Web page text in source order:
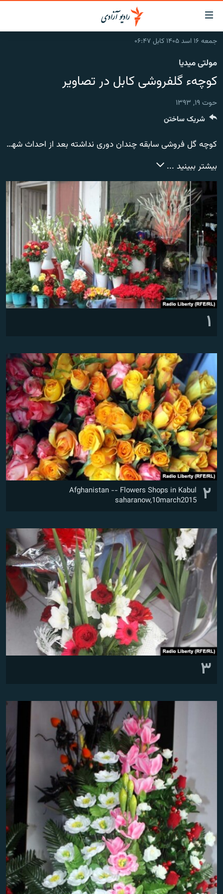
لینک‌های
قابل
دسترسی
به
متن
اصلی
بازگشت
منوی
مراجعه
صفحه
جستجو
گزارش‌ها
افغانستان
منطقه
شرق میانه
جهان
خبرها
افغانستان
جهان
جدول نشرات
مصاحبه‌ها
برنامه‌ها
مجموعه تصویری
ورزش
بحران مهاجرت
'کووید-۱۹'
تماس
صفحه پشتو
Azadi English
به ما بپیوندید
همۀ سایت‌های رادیو آزادی/ رادیو اروپای آزاد
جمعه ۱۶ اسد ۱۴۰۵ کابل ۰۶:۴۷
مولتی میدیا
کوچهء گلفروشی کابل در تصاویر
حوت ۱۹, ۱۳۹۳
کوچه گل فروشی سابقه چندان دوری نداشته بعد از احداث شهر نو کابل آغاز بکار کرد.
بیشتر ببینید ...
۱
۲
Afghanistan -- Flowers Shops in Kabul
saharanow,10march2015
۳
شریک ساختن